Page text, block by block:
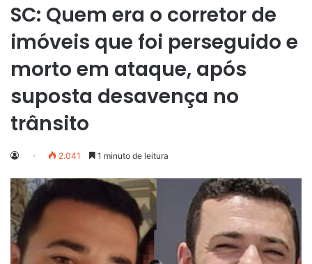
SC: Quem era o corretor de
imóveis que foi perseguido e
morto em ataque, após
suposta desavença no
trânsito
2.041 1 minuto de leitura